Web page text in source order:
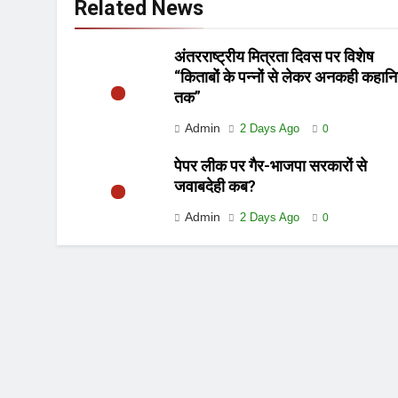
Related News
अंतरराष्ट्रीय मित्रता दिवस पर विशेष
“किताबों के पन्नों से लेकर अनकही
तक”
Admin 2 Days Ago 0
पेपर लीक पर गैर-भाजपा सरकारों से
जवाबदेही कब?
Admin 2 Days Ago 0